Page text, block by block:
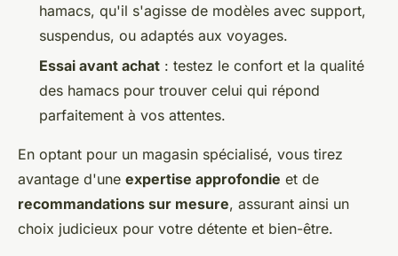
hamacs, qu'il s'agisse de modèles avec support,
suspendus, ou adaptés aux voyages.
Essai avant achat : testez le confort et la qualité
des hamacs pour trouver celui qui répond
parfaitement à vos attentes.
En optant pour un magasin spécialisé, vous tirez
avantage d'une expertise approfondie et de
recommandations sur mesure, assurant ainsi un
choix judicieux pour votre détente et bien-être.